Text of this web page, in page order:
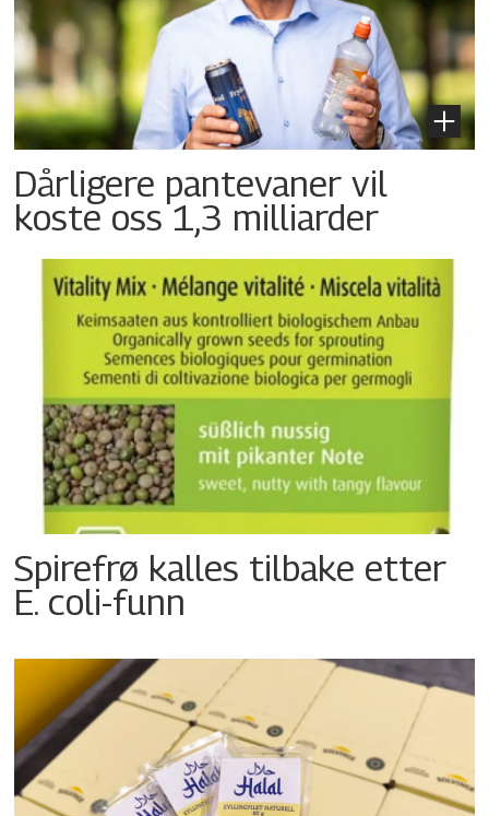
Dårligere pantevaner vil
koste oss 1,3 milliarder
Spirefrø kalles tilbake etter
E. coli-funn